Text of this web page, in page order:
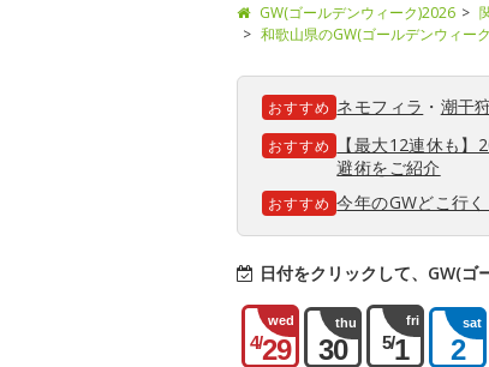
GW(ゴールデンウィーク)2026
和歌山県のGW(ゴールデンウィー
おすすめ ネモフィラ ・ 潮干
おすすめ
【最大12連休も
避術をご紹介
おすすめ 今年のGWどこ行
日付をクリックして、GW(ゴ
wed
4/29
thu
30
fri
5/1
sat
2